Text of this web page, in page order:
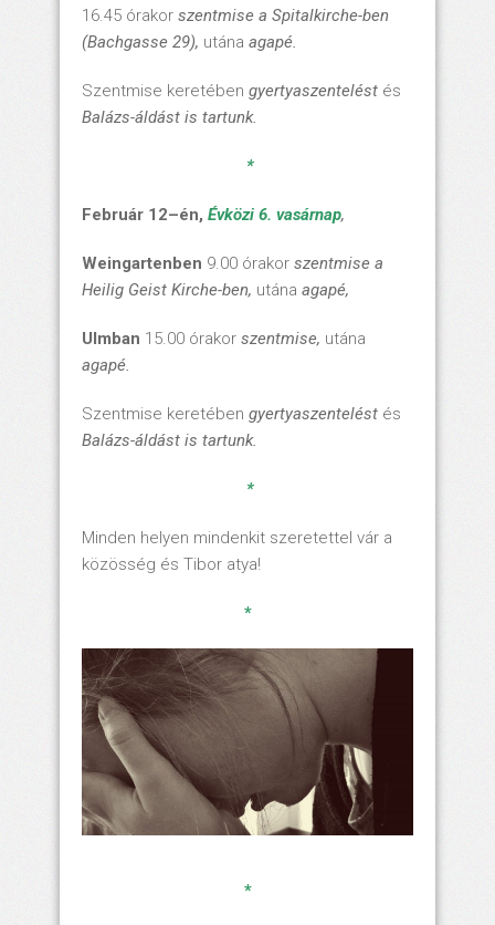
16.45 órakor szentmise a Spitalkirche-ben
(Bachgasse 29), utána agapé.
Szentmise keretében gyertyaszentelést és
Balázs-áldást is tartunk.
*
Február 1 2–én, Évközi 6. vasárnap,
Weingartenben 9.00 órakor szentmise a
Heilig Geist Kirche-ben, utána agapé,
Ulmban 15.00 órakor szentmise, utána
agapé.
Szentmise keretében gyertyaszentelést és
Balázs-áldást is tartunk.
*
Minden helyen mindenkit szeretettel vár a
közösség és Tibor atya!
*
*